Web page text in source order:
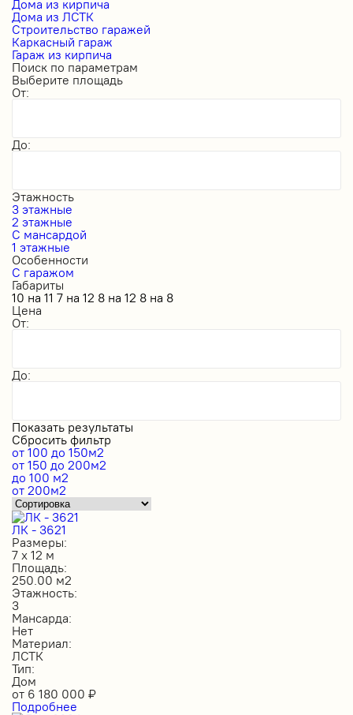
Дома из кирпича
Дома из ЛСТК
Строительство гаражей
Каркасный гараж
Гараж из кирпича
Поиск по параметрам
Выберите площадь
От:
До:
Этажность
3 этажные
2 этажные
С мансардой
1 этажные
Особенности
С гаражом
Габариты
10 на 11 7 на 12 8 на 12 8 на 8
Цена
От:
До:
Показать результаты
Сбросить фильтр
от 100 до 150м2
от 150 до 200м2
до 100 м2
от 200м2
ЛК - 3621
Размеры:
7 х 12 м
Площадь:
250.00 м2
Этажность:
3
Мансарда:
Нет
Материал:
ЛСТК
Тип:
Дом
от 6 180 000 ₽
Подробнее